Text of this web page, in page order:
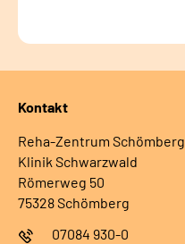
Kontakt
Reha-Zentrum Schömberg
Klinik Schwarzwald
Römerweg 50
75328 Schömberg
07084 930-0